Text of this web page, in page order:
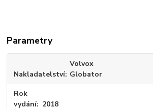
Parametry
Nakladatelství
Volvox
Globator
Rok
vydání
2018